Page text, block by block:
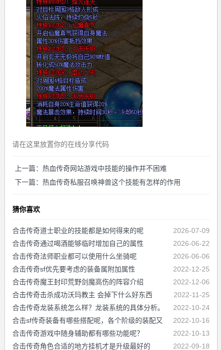
请在这里放置你的在线分享代码
上一篇：热血传奇网站游戏中技能的操作并不困难
下一篇：热血传奇私服召唤神兽这个技能有怎样的作用
猜你喜欢
2026-07-09
合击传奇道士职业的技能都是如何得来的呢
2026-06-22
合击传奇通过喝酒能够临时增加自己的属性
2026-06-06
合击传奇法师职业都可以使用什么坐骑呢
2022-12-25
合击传奇sf优先要考虑的装备属附加属性
2022-12-06
合击传奇魔王封印荒野剑魔高伤的阵容介绍
2022-11-25
合击传奇击杀成功沃玛教主 会掉下什么好东西
2022-10-24
合击传奇龙装系统怎么样？龙装系统的具体分析。
2022-10-16
合击sf传奇装备有哪些搭配呢，各个阶级的装配又
是怎么搭配的呢
2022-10-13
合击传奇游戏中随身辅助都有哪些功能呢？
2022-09-18
合击传奇角色合适的地方挂机才是升级最好的